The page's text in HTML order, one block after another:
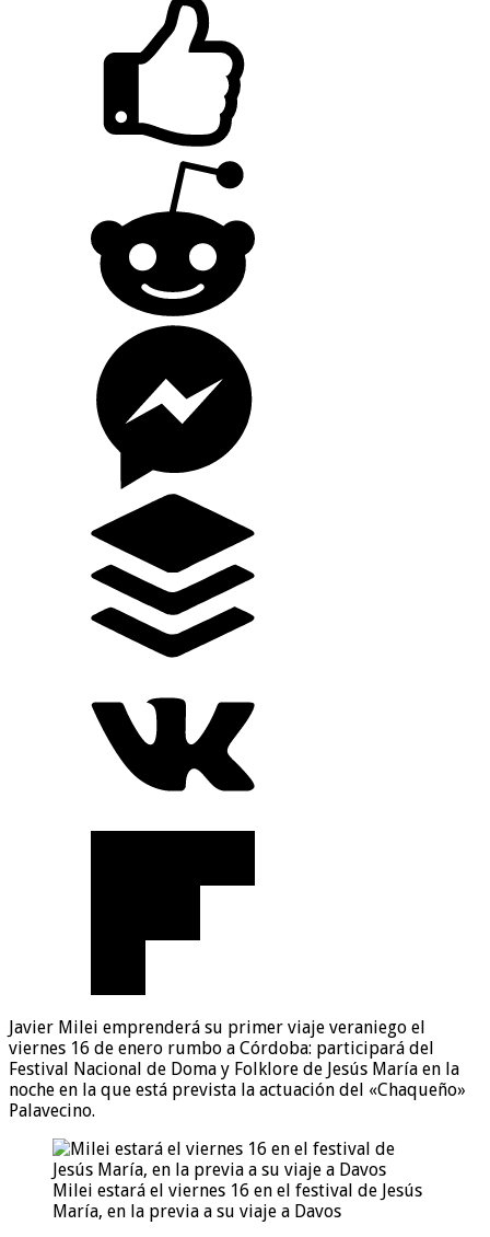
Javier Milei emprenderá su primer viaje veraniego el
viernes 16 de enero rumbo a Córdoba: participará del
Festival Nacional de Doma y Folklore de Jesús María en la
noche en la que está prevista la actuación del «Chaqueño»
Palavecino.
Milei estará el viernes 16 en el festival de Jesús
María, en la previa a su viaje a Davos